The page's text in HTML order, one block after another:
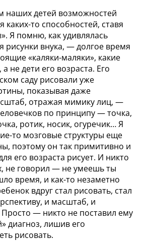
детей возможностей
каких-то способностей, ставя
Я помню, как удивлялась
рисунки внука, — долгое время
«каляки-маляки», какие
не дети его возраста. Его
саду рисовали уже
показывая даже
отражая мимику лиц, —
по принципу — точка,
ротик, носик, огуречик… Я
то мозговые структуры еще
поэтому он так примитивно и
его возраста рисует. И никто
не говорил — не умеешь ты
время, и как-то незаметно
вдруг стал рисовать, стал
и масштаб, и
— никто не поставил ему
диагноз, лишив его
рисовать.